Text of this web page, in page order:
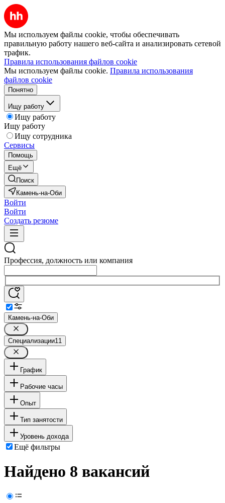
Мы используем файлы cookie, чтобы обеспечивать
правильную работу нашего веб-сайта и анализировать сетевой
трафик.
Правила использования файлов cookie
Мы используем файлы cookie. Правила использования
файлов cookie
Понятно
Ищу работу
Ищу работу
Ищу работу
Ищу сотрудника
Сервисы
Помощь
Ещё
Поиск
Камень-на-Оби
Войти
Войти
Создать резюме
Профессия, должность или компания
Камень-на-Оби
Специализации11
График
Рабочие часы
Опыт
Тип занятости
Уровень дохода
Ещё фильтры
Найдено 8 вакансий